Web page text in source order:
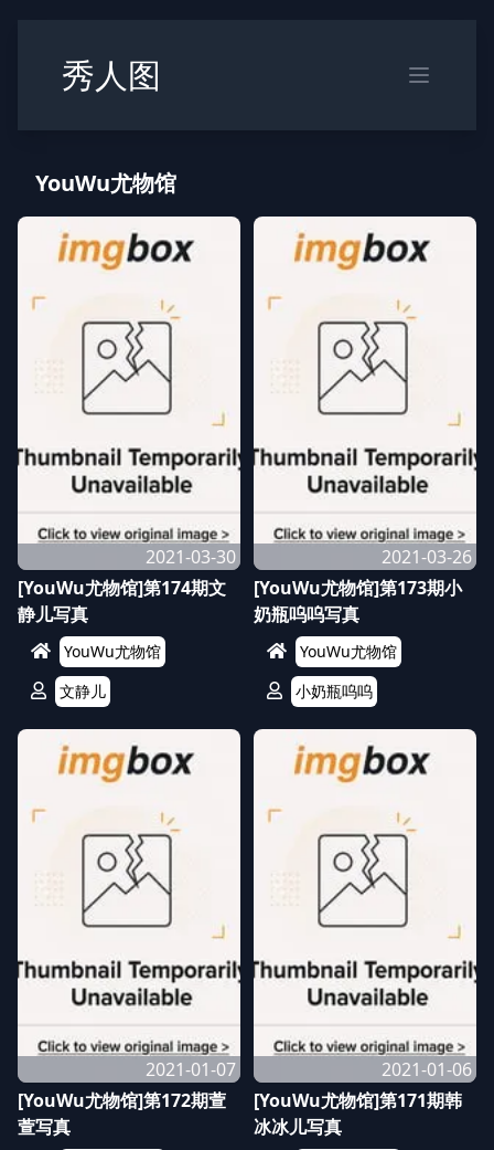
秀人图
YouWu尤物馆
2021-03-30
[YouWu尤物馆]第174期文
静儿写真
YouWu尤物馆
文静儿
2021-03-26
[YouWu尤物馆]第173期小
奶瓶呜呜写真
YouWu尤物馆
小奶瓶呜呜
2021-01-07
[YouWu尤物馆]第172期萱
萱写真
2021-01-06
[YouWu尤物馆]第171期韩
冰冰儿写真